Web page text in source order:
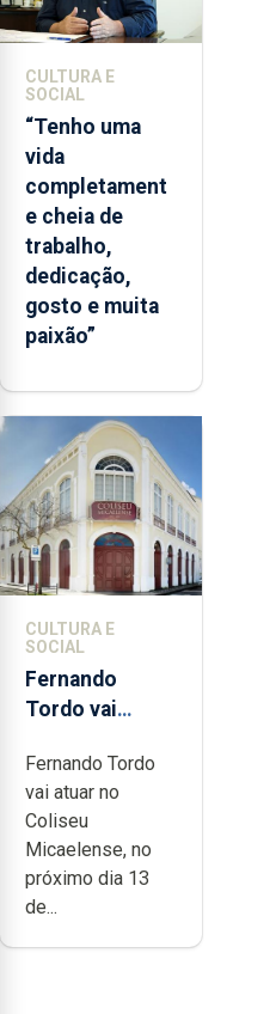
CULTURA E
SOCIAL
“Tenho uma
vida
completament
e cheia de
trabalho,
dedicação,
gosto e muita
paixão”
CULTURA E
SOCIAL
Fernando
Tordo vai
anos de
carreira no
Coliseu
Micaelense
Fernando Tordo
vai atuar no
Coliseu
Micaelense, no
próximo dia 13
de...